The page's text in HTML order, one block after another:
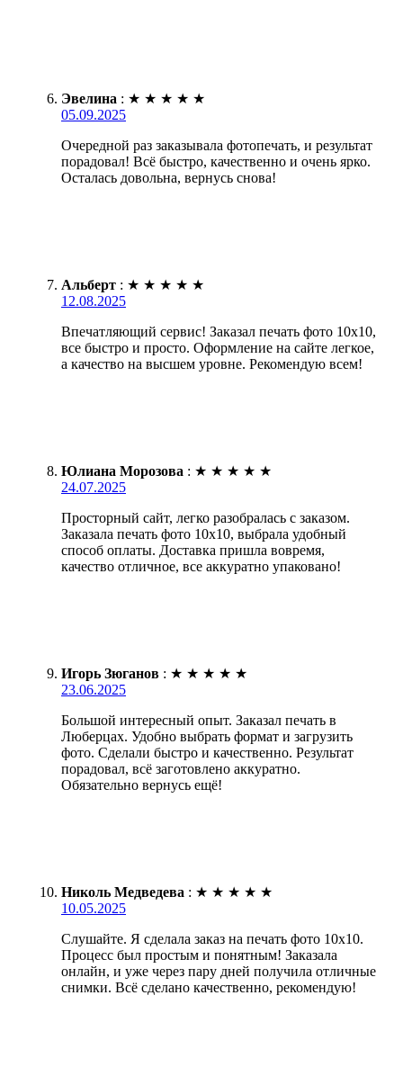
Эвелина : ★ ★ ★ ★ ★
05.09.2025
Очередной раз заказывала фотопечать, и результат
порадовал! Всё быстро, качественно и очень ярко.
Осталась довольна, вернусь снова!
Альберт : ★ ★ ★ ★ ★
12.08.2025
Впечатляющий сервис! Заказал печать фото 10х10,
все быстро и просто. Оформление на сайте легкое,
а качество на высшем уровне. Рекомендую всем!
Юлиана Морозова : ★ ★ ★ ★ ★
24.07.2025
Просторный сайт, легко разобралась с заказом.
Заказала печать фото 10х10, выбрала удобный
способ оплаты. Доставка пришла вовремя,
качество отличное, все аккуратно упаковано!
Игорь Зюганов : ★ ★ ★ ★ ★
23.06.2025
Большой интересный опыт. Заказал печать в
Люберцах. Удобно выбрать формат и загрузить
фото. Сделали быстро и качественно. Результат
порадовал, всё заготовлено аккуратно.
Обязательно вернусь ещё!
Николь Медведева : ★ ★ ★ ★ ★
10.05.2025
Слушайте. Я сделала заказ на печать фото 10х10.
Процесс был простым и понятным! Заказала
онлайн, и уже через пару дней получила отличные
снимки. Всё сделано качественно, рекомендую!